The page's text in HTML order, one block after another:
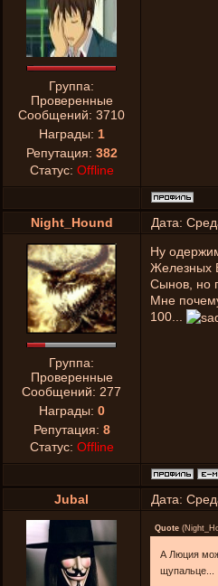
Группа:
Проверенные
Сообщений: 3710
Награды: 1
Репутация: 382
Статус: Offline
Night_Hound Дата:
Группа:
Проверенные
Сообщений: 277
Награды: 0
Репутация: 8
Статус: Offline
Ну
Железных
Сынов, но
Мне
100...
Jubal Дата:
Quote (
А Люция
щупальце...